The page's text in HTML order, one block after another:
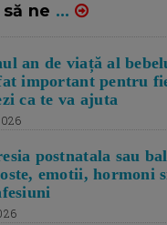
ne ...
an de viață al
important pentru
ca te va ajuta
postnatala sau
emotii, hormoni